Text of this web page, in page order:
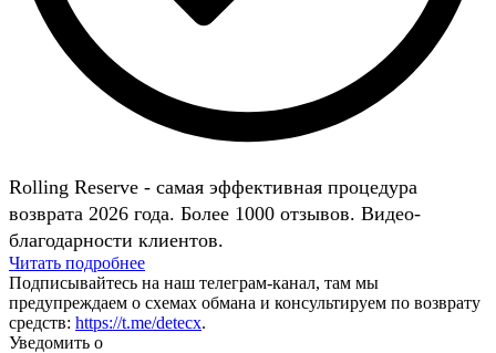
Rolling Reserve - самая эффективная процедура
возврата 2026 года. Более 1000 отзывов. Видео-
благодарности клиентов.
Читать подробнее
Подписывайтесь на наш телеграм-канал, там мы
предупреждаем о схемах обмана и консультируем по возврату
средств: https://t.me/detecx.
Уведомить о